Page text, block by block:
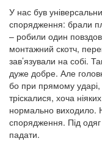
У нас був
спорядження: брали
– робили один
монтажний скотч,
зав’язували на собі.
дуже добре. Але
бо при прямому
тріскалися, хоча
нормально виходило.
спорядження. Під
падати.